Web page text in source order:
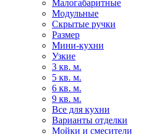
Малогабаритные
Модульные
Скрытые ручки
Размер
Мини-кухни
Узкие
3 кв. м.
5 кв. м.
6 кв. м.
9 кв. м.
Все для кухни
Варианты отделки
Мойки и смесители